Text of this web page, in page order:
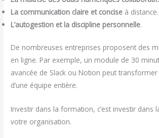
La communication claire et concise à distance.
L’autogestion et la discipline personnelle.
De nombreuses entreprises proposent des
en ligne. Par exemple, un module de 30
avancée de Slack ou Notion peut
d’une équipe entière.
Investir dans la formation, c’est investir dans
votre organisation.